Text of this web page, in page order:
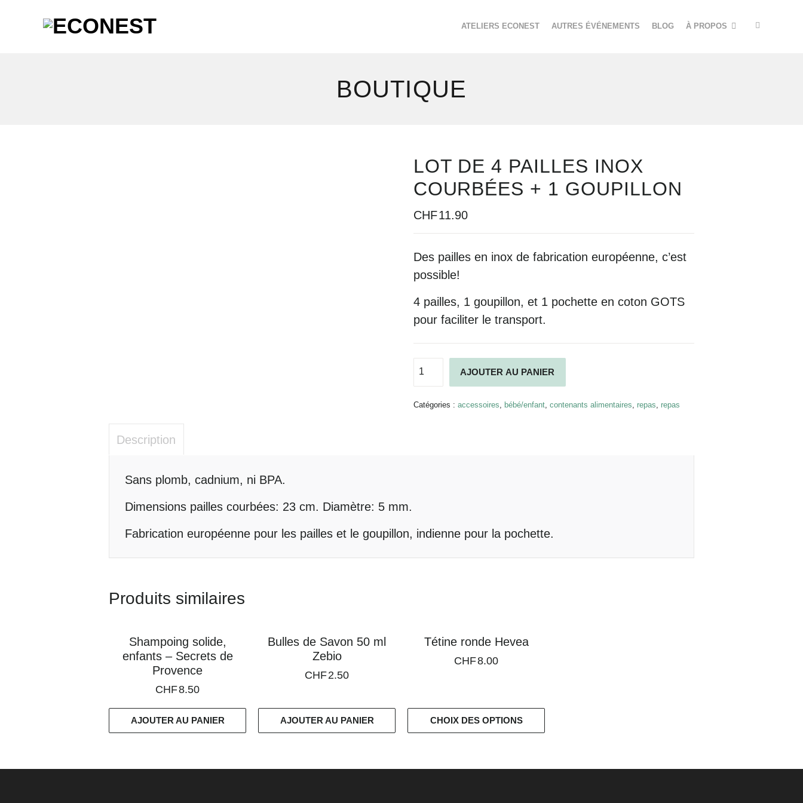
ATELIERS ECONEST AUTRES ÉVÉNEMENTS BLOG À PROPOS
BOUTIQUE
LOT DE 4 PAILLES INOX
COURBÉES + 1 GOUPILLON
CHF11.90
Des pailles en inox de fabrication européenne, c’est
possible!
4 pailles, 1 goupillon, et 1 pochette en coton GOTS
pour faciliter le transport.
de
Lot
de
AJOUTER AU PANIER
Catégories : accessoires, bébé/enfant, contenants alimentaires, repas, repas
Description
Description
Sans plomb, cadnium, ni BPA.
Dimensions pailles courbées: 23 cm. Diamètre: 5 mm.
Fabrication européenne pour les pailles et le goupillon, indienne pour la pochette.
Produits similaires
Shampoing solide,
enfants – Secrets de
Provence
CHF8.50
AJOUTER AU PANIER
Bulles de Savon 50 ml
Zebio
CHF2.50
AJOUTER AU PANIER
Tétine ronde Hevea
CHF8.00
CHOIX DES OPTIONS